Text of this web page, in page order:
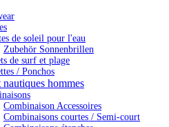
de soleil pour l'eau
Zubehör Sonnenbrillen
de surf et plage
/ Ponchos
hommes
Combinaison Accessoires
Combinaisons courtes / Semi-court